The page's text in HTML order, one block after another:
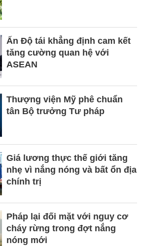
Ấn Độ tái khẳng định cam kết
tăng cường quan hệ với
ASEAN
Thượng viện Mỹ phê chuẩn
tân Bộ trưởng Tư pháp
Giá lương thực thế giới tăng
nhẹ vì nắng nóng và bất ổn địa
chính trị
Pháp lại đối mặt với nguy cơ
cháy rừng trong đợt nắng
nóng mới